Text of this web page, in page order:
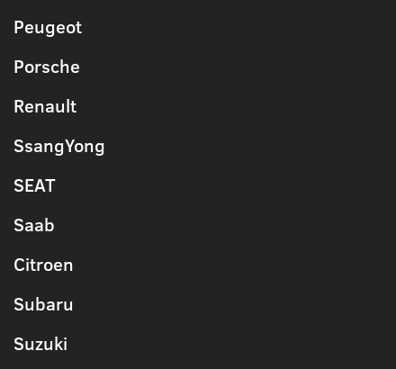
Peugeot
Porsche
Renault
SsangYong
SEAT
Saab
Citroen
Subaru
Suzuki